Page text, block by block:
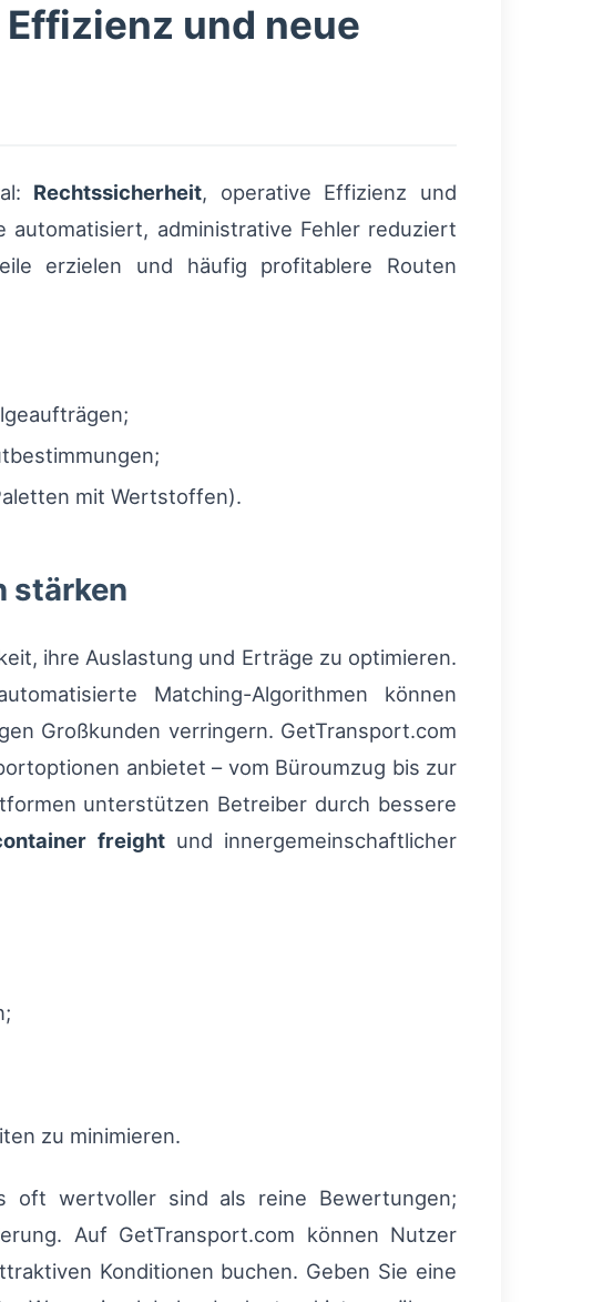
und neue
Rechtssicherheit, operative Effizienz und
automatisiert, administrative Fehler reduziert
erzielen und häufig profitablere Routen
mit Wertstoffen).
stärken
ihre Auslastung und Erträge zu optimieren.
Matching-Algorithmen können
Großkunden verringern. GetTransport.com
anbietet – vom Büroumzug bis zur
unterstützen Betreiber durch bessere
freightund innergemeinschaftlicher
zu minimieren.
oft wertvoller sind als reine Bewertungen;
Auf GetTransport.com können Nutzer
Konditionen buchen. Geben Sie eine